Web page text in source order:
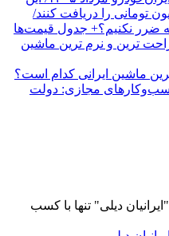
سود ا ۵۳۰ میلیون تومانی را دریافت کنند/
ضرر نکنیم؟+ جدول قیمت‌ها
ترین و نرم ترین ماشین
ماشین ایرانی کدام است؟
کسب‌وکارهای مجازی: دولت
دیلی" تنها با کسب